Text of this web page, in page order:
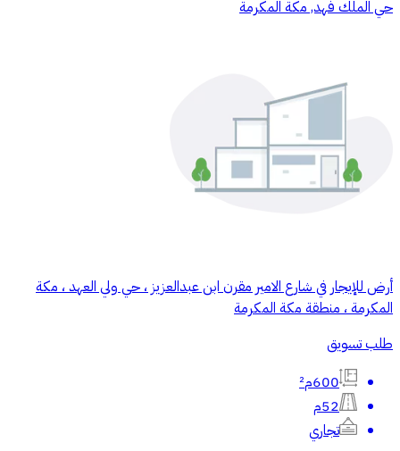
حي الملك فهد, مكة المكرمة
أرض للإيجار في شارع الامير مقرن ابن عبدالعزيز ، حي ولي العهد ، مكة
المكرمة ، منطقة مكة المكرمة
طلب تسويق
600م²
52م
تجاري